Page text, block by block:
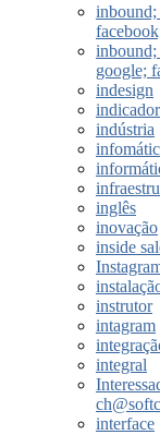
inbound;
inbound;
google;
indesign
indústria
inglês
inovação
inside
instrutor
intagram
integral
interface